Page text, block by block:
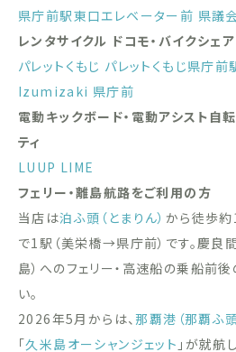
県庁前駅東口エレベーター前 県議
レンタサイクル ドコモ・バイクシェア
パレットくもじ パレットくもじ県庁前
Izumizaki 県庁前
電動キックボード・電動アシスト自
ティ
LUUP LIME
フェリー・離島航路をご利用の方
当店は泊ふ頭（とまりん） から徒歩約
で1駅（美栄橋→県庁前）です。慶良
島）へのフェリー・高速船の乗船前
い。
2026年5月からは、那覇港（那覇ふ頭
「久米島オーシャンジェット 」が就航